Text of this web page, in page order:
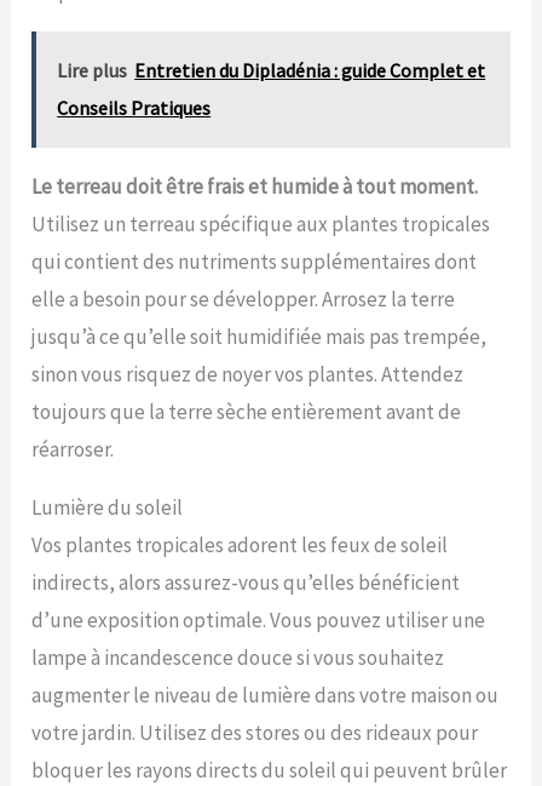
Lire plus Entretien du Dipladénia : guide Complet et
Conseils Pratiques
Le terreau doit être frais et humide à tout moment.
Utilisez un terreau spécifique aux plantes tropicales
qui contient des nutriments supplémentaires dont
elle a besoin pour se développer. Arrosez la terre
jusqu’à ce qu’elle soit humidifiée mais pas trempée,
sinon vous risquez de noyer vos plantes. Attendez
toujours que la terre sèche entièrement avant de
réarroser.
Lumière du soleil
Vos plantes tropicales adorent les feux de soleil
indirects, alors assurez-vous qu’elles bénéficient
d’une exposition optimale. Vous pouvez utiliser une
lampe à incandescence douce si vous souhaitez
augmenter le niveau de lumière dans votre maison ou
votre jardin. Utilisez des stores ou des rideaux pour
bloquer les rayons directs du soleil qui peuvent brûler